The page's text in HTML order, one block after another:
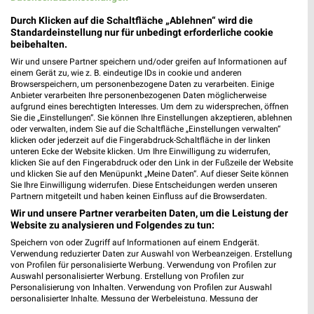
Umgebung
20 Prospekte
hagebaumarkt
25,2 km
Angebote ab 25.07.
Gültig bis Sa. 08.08.
Lidl
5,8 km
Angebote ab 10.08.
Gültig ab Mo. 10.08.
Durch Klicken auf die Schaltfläche „Ablehnen“ wird die
Standardeinstellung nur für unbedingt erforderliche cookie
beibehalten.
Wir und unsere Partner speichern und/oder greifen auf Informationen auf
einem Gerät zu, wie z. B. eindeutige IDs in cookie und anderen
Browserspeichern, um personenbezogene Daten zu verarbeiten. Einige
Anbieter verarbeiten Ihre personenbezogenen Daten möglicherweise
aufgrund eines berechtigten Interesses. Um dem zu widersprechen, öffnen
Sie die „Einstellungen“. Sie können Ihre Einstellungen akzeptieren, ablehnen
oder verwalten, indem Sie auf die Schaltfläche „Einstellungen verwalten“
klicken oder jederzeit auf die Fingerabdruck-Schaltfläche in der linken
unteren Ecke der Website klicken. Um Ihre Einwilligung zu widerrufen,
klicken Sie auf den Fingerabdruck oder den Link in der Fußzeile der Website
und klicken Sie auf den Menüpunkt „Meine Daten“. Auf dieser Seite können
Sie Ihre Einwilligung widerrufen. Diese Entscheidungen werden unseren
Partnern mitgeteilt und haben keinen Einfluss auf die Browserdaten.
Wir und unsere Partner verarbeiten Daten, um die Leistung der
Website zu analysieren und Folgendes zu tun:
Speichern von oder Zugriff auf Informationen auf einem Endgerät.
Verwendung reduzierter Daten zur Auswahl von Werbeanzeigen. Erstellung
von Profilen für personalisierte Werbung. Verwendung von Profilen zur
Auswahl personalisierter Werbung. Erstellung von Profilen zur
Personalisierung von Inhalten. Verwendung von Profilen zur Auswahl
personalisierter Inhalte. Messung der Werbeleistung. Messung der